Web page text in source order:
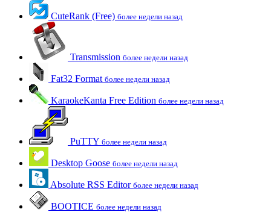
CuteRank (Free) более недели назад
Transmission более недели назад
Fat32 Format более недели назад
KaraokeKanta Free Edition более недели назад
PuTTY более недели назад
Desktop Goose более недели назад
Absolute RSS Editor более недели назад
BOOTICE более недели назад